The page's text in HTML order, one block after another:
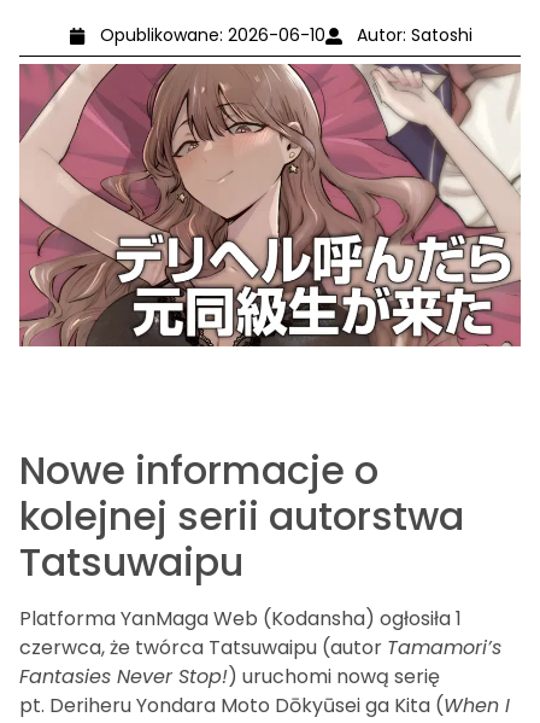
Opublikowane: 2026-06-10 Autor: Satoshi
Nowe informacje o
kolejnej serii autorstwa
Tatsuwaipu
Platforma YanMaga Web (Kodansha) ogłosiła 1
czerwca, że twórca Tatsuwaipu (autor Tamamori’s
Fantasies Never Stop!) uruchomi nową serię
pt. Deriheru Yondara Moto Dōkyūsei ga Kita (When I